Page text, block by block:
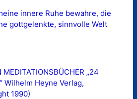
innere Ruhe bewahre, die
gottgelenkte, sinnvolle Welt
„24
Wilhelm Heyne Verlag,
1990)